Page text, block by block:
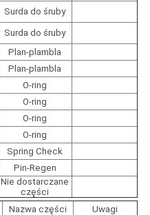
Surda do śruby
Surda do śruby
Plan-plambla
Plan-plambla
O-ring
O-ring
O-ring
O-ring
Spring Check
Pin-Regen
Nie dostarczane
części
Nazwa części
Uwagi